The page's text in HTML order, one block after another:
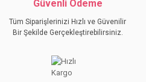
Güvenli Ödeme
Tüm Siparişlerinizi Hızlı ve Güvenilir
Bir Şekilde Gerçekleştirebilirsiniz.